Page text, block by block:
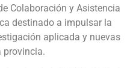
Colaboración y Asistencia
destinado a impulsar la
aplicada y nuevas
provincia.